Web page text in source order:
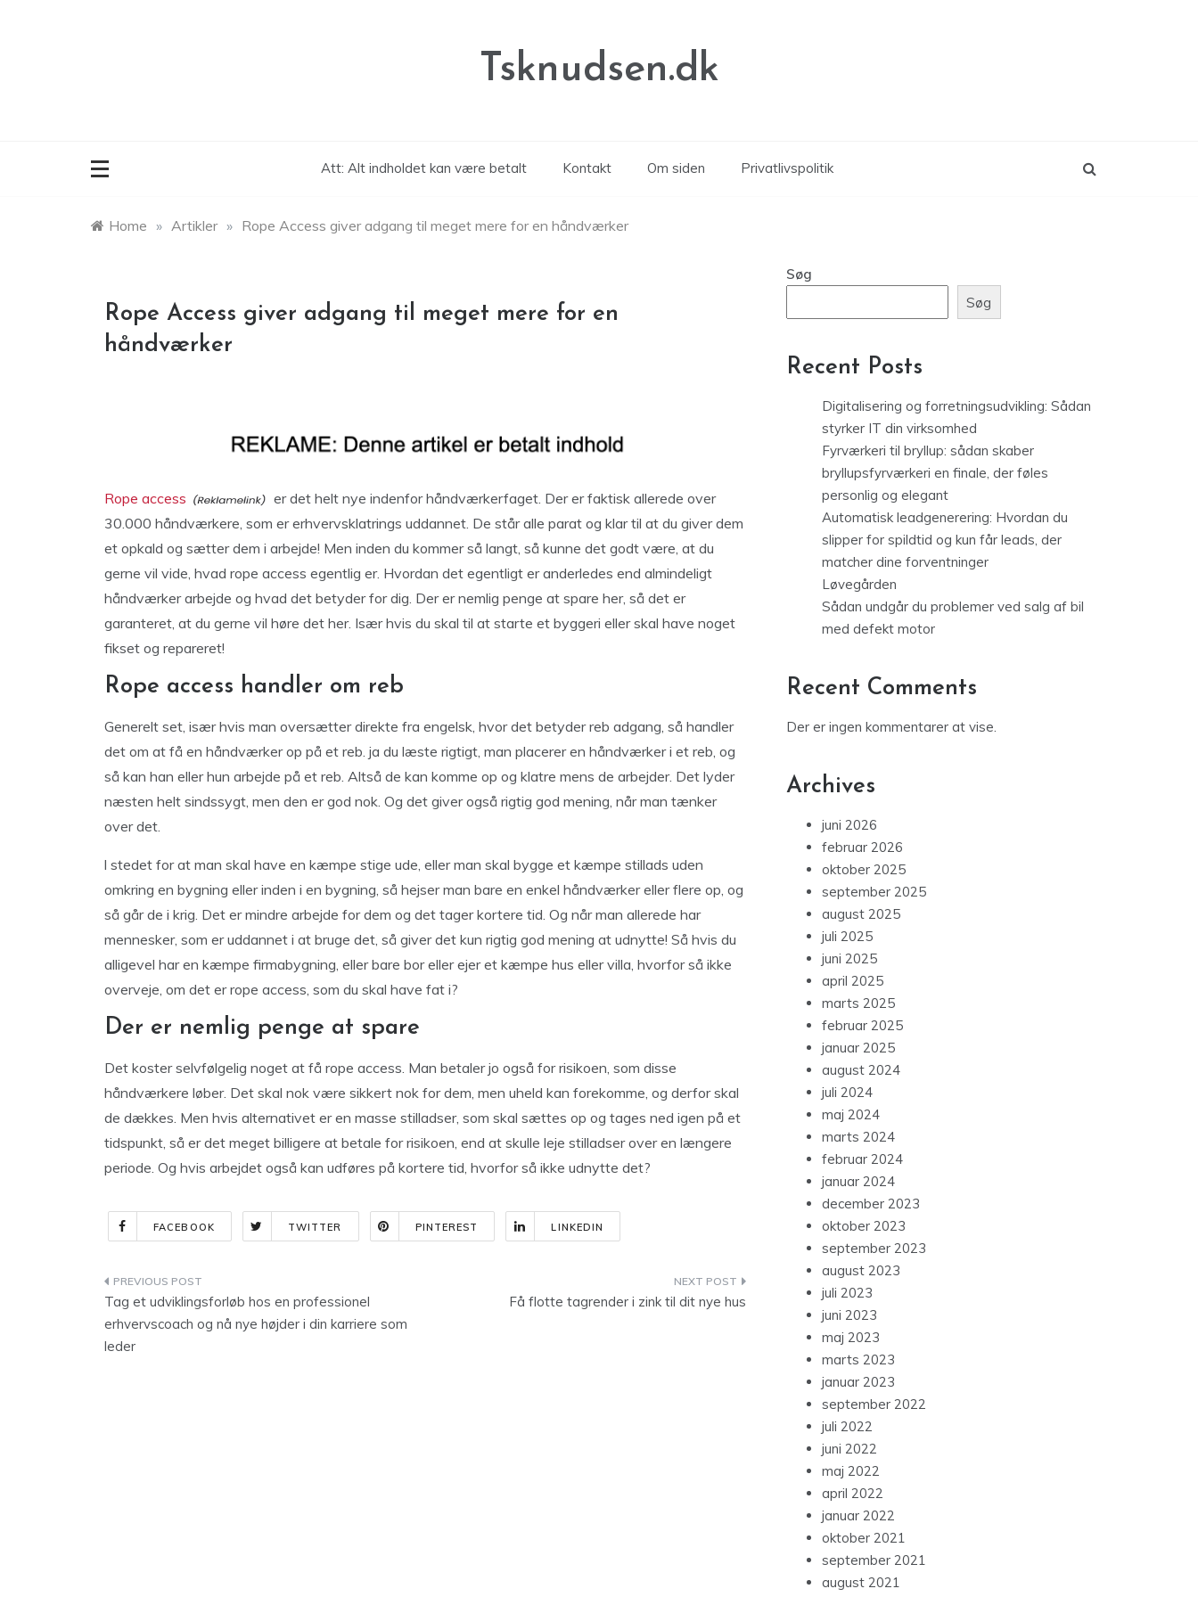
Tsknudsen.dk
Att: Alt indholdet kan være betalt Kontakt Om siden Privatlivspolitik
Home » Artikler » Rope Access giver adgang til meget mere for en håndværker
Rope Access giver adgang til meget mere for en
håndværker
Rope access
er det helt nye indenfor håndværkerfaget. Der er faktisk allerede over
30.000 håndværkere, som er erhvervsklatrings uddannet. De står alle parat og klar til at du giver dem
et opkald og sætter dem i arbejde! Men inden du kommer så langt, så kunne det godt være, at du
gerne vil vide, hvad rope access egentlig er. Hvordan det egentligt er anderledes end almindeligt
håndværker arbejde og hvad det betyder for dig. Der er nemlig penge at spare her, så det er
garanteret, at du gerne vil høre det her. Især hvis du skal til at starte et byggeri eller skal have noget
fikset og repareret!
Rope access handler om reb
Generelt set, især hvis man oversætter direkte fra engelsk, hvor det betyder reb adgang, så handler
det om at få en håndværker op på et reb. ja du læste rigtigt, man placerer en håndværker i et reb, og
så kan han eller hun arbejde på et reb. Altså de kan komme op og klatre mens de arbejder. Det lyder
næsten helt sindssygt, men den er god nok. Og det giver også rigtig god mening, når man tænker
over det.
l stedet for at man skal have en kæmpe stige ude, eller man skal bygge et kæmpe stillads uden
omkring en bygning eller inden i en bygning, så hejser man bare en enkel håndværker eller flere op, og
så går de i krig. Det er mindre arbejde for dem og det tager kortere tid. Og når man allerede har
mennesker, som er uddannet i at bruge det, så giver det kun rigtig god mening at udnytte! Så hvis du
alligevel har en kæmpe firmabygning, eller bare bor eller ejer et kæmpe hus eller villa, hvorfor så ikke
overveje, om det er rope access, som du skal have fat i?
Der er nemlig penge at spare
Det koster selvfølgelig noget at få rope access. Man betaler jo også for risikoen, som disse
håndværkere løber. Det skal nok være sikkert nok for dem, men uheld kan forekomme, og derfor skal
de dækkes. Men hvis alternativet er en masse stilladser, som skal sættes op og tages ned igen på et
tidspunkt, så er det meget billigere at betale for risikoen, end at skulle leje stilladser over en længere
periode. Og hvis arbejdet også kan udføres på kortere tid, hvorfor så ikke udnytte det?
FACEBOOK TWITTER PINTEREST LINKEDIN
Indlægsnavigation
Tag et udviklingsforløb hos en professionel
erhvervscoach og nå nye højder i din karriere som
leder
Få flotte tagrender i zink til dit nye hus
Søg
Søg
Recent Posts
Digitalisering og forretningsudvikling: Sådan
styrker IT din virksomhed
Fyrværkeri til bryllup: sådan skaber
bryllupsfyrværkeri en finale, der føles
personlig og elegant
Automatisk leadgenerering: Hvordan du
slipper for spildtid og kun får leads, der
matcher dine forventninger
Løvegården
Sådan undgår du problemer ved salg af bil
med defekt motor
Recent Comments
Der er ingen kommentarer at vise.
Archives
juni 2026
februar 2026
oktober 2025
september 2025
august 2025
juli 2025
juni 2025
april 2025
marts 2025
februar 2025
januar 2025
august 2024
juli 2024
maj 2024
marts 2024
februar 2024
januar 2024
december 2023
oktober 2023
september 2023
august 2023
juli 2023
juni 2023
maj 2023
marts 2023
januar 2023
september 2022
juli 2022
juni 2022
maj 2022
april 2022
januar 2022
oktober 2021
september 2021
august 2021